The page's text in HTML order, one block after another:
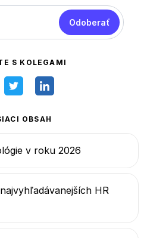
Odoberať
S KOLEGAMI
OBSAH
v roku 2026
HR